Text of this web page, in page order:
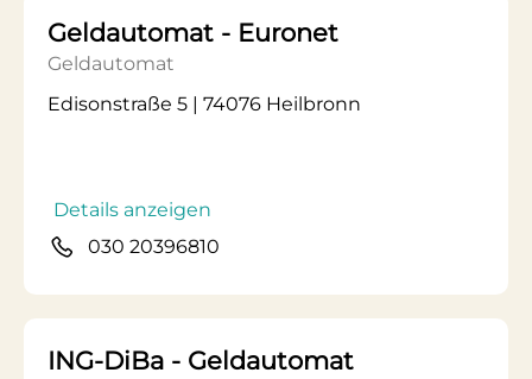
Geldautomat - Euronet
Geldautomat
Edisonstraße 5 | 74076 Heilbronn
Details anzeigen
030 20396810
ING-DiBa - Geldautomat